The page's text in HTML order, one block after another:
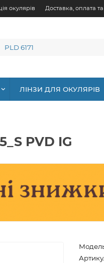
окулярів Доставка, оплата та
ЛІНЗИ ДЛЯ ОКУЛЯРІВ
PVD IG